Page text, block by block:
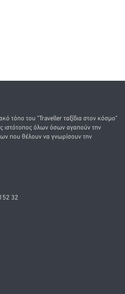
τόπο του "Traveller ταξίδια στον κόσμο"
ιστότοπος όλων όσων αγαπούν την
που θέλουν να γνωρίσουν την
32